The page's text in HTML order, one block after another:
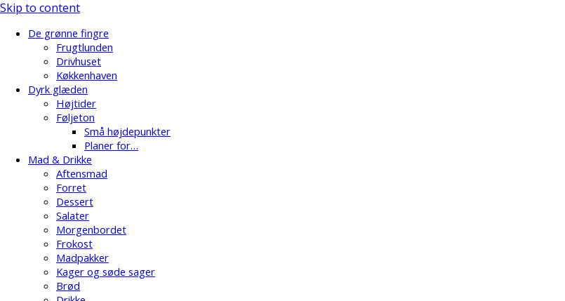
Skip to content
De grønne fingre
Frugtlunden
Drivhuset
Køkkenhaven
Dyrk glæden
Højtider
Føljeton
Små højdepunkter
Planer for…
Mad & Drikke
Aftensmad
Forret
Dessert
Salater
Morgenbordet
Frokost
Madpakker
Kager og søde sager
Brød